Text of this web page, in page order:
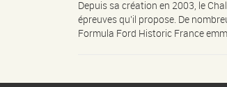
Depuis sa création en 2003, le
épreuves qu’il propose. De
Formula Ford Historic France